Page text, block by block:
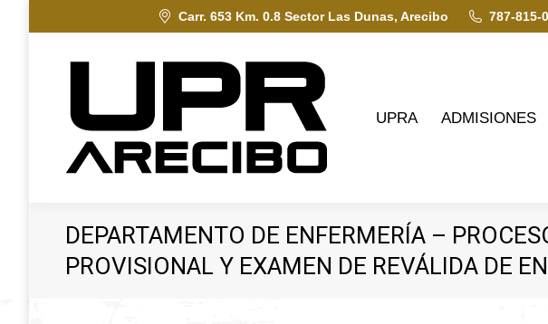
Carr. 653 Km. 0.8 Sector Las Dunas, Arecibo 787-815-
UPRA ADMISIONES
DEPARTAMENTO DE ENFERMERÍA –
PROVISIONAL Y EXAMEN DE REVÁLIDA DE
ADMISIONES